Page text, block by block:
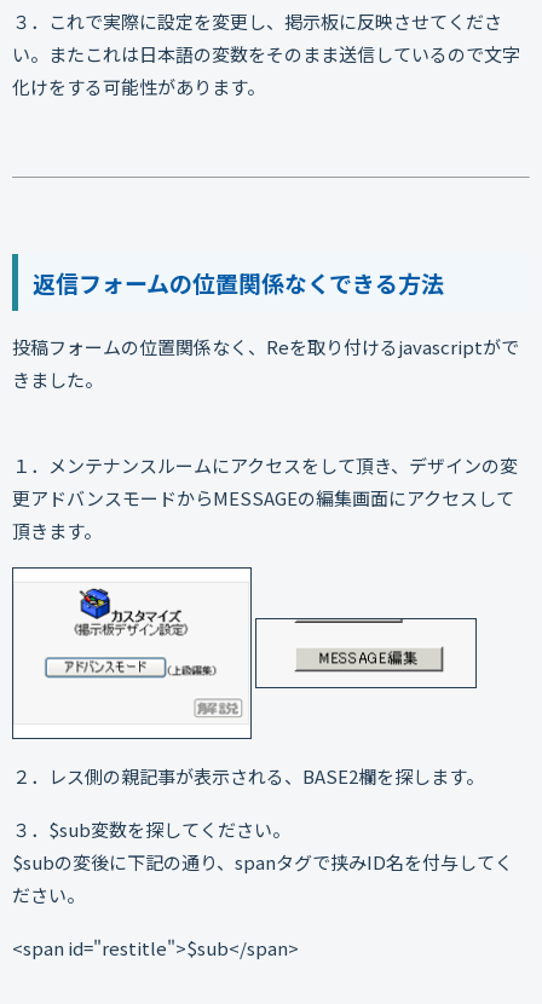
３．これで実際に設定を変更し、掲示板に反映させてくださ
い。またこれは日本語の変数をそのまま送信しているので文字
化けをする可能性があります。
返信フォームの位置関係なくできる方法
投稿フォームの位置関係なく、Reを取り付けるjavascriptがで
きました。
１．メンテナンスルームにアクセスをして頂き、デザインの変
更アドバンスモードからMESSAGEの編集画面にアクセスして
頂きます。
２．レス側の親記事が表示される、BASE2欄を探します。
３．$sub変数を探してください。
$subの変後に下記の通り、spanタグで挟みID名を付与してく
ださい。
<span id="restitle">$sub</span>